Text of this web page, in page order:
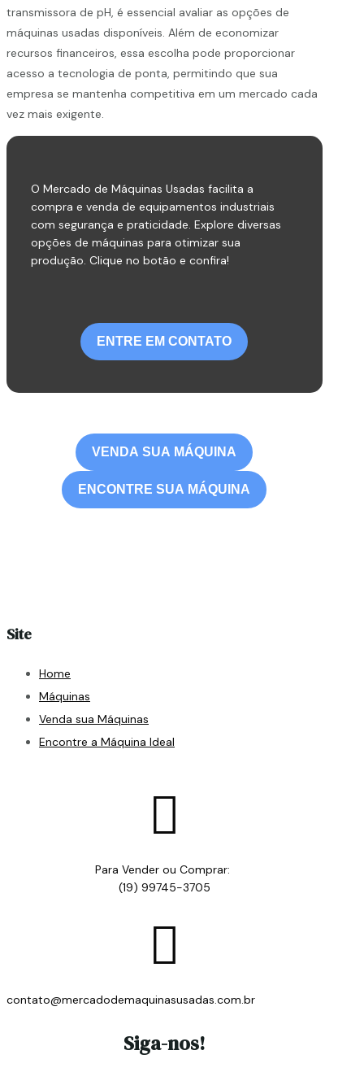
transmissora de pH, é essencial avaliar as opções de
máquinas usadas disponíveis. Além de economizar
recursos financeiros, essa escolha pode proporcionar
acesso a tecnologia de ponta, permitindo que sua
empresa se mantenha competitiva em um mercado cada
vez mais exigente.
O Mercado de Máquinas Usadas facilita a
compra e venda de equipamentos industriais
com segurança e praticidade. Explore diversas
opções de máquinas para otimizar sua
produção. Clique no botão e confira!
ENTRE EM CONTATO
VENDA SUA MÁQUINA
ENCONTRE SUA MÁQUINA
Site
Home
Máquinas
Venda sua Máquinas
Encontre a Máquina Ideal

Para Vender ou Comprar:
(19) 99745-3705

contato@mercadodemaquinasusadas.com.br
Siga-nos!